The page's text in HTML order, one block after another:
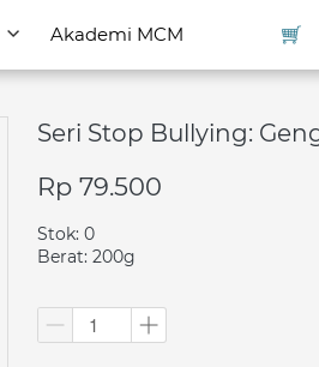
Akademi MCM `
Akademi MCM `
Seri Stop Bullying:
Rp 79.500
Stok: 0
Berat: 200g